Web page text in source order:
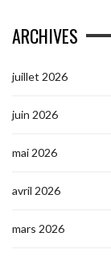
ARCHIVES
juillet 2026
juin 2026
mai 2026
avril 2026
mars 2026